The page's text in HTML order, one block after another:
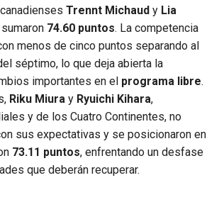
Trennt Michaud y Lia
74.60 puntos. La competencia
menos de cinco puntos separando al
séptimo, lo que deja abierta la
importantes en el programa libre.
Riku Miura y Ryuichi Kihara,
y de los Cuatro Continentes, no
sus expectativas y se posicionaron en
73.11 puntos, enfrentando un desfase
que deberán recuperar.